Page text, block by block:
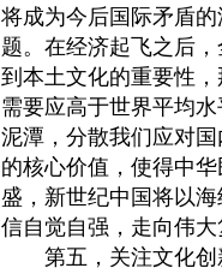
将成为今后国际矛盾
题。在经济起飞之后
到本土文化的重要性
需要应高于世界平均
泥潭，分散我们应对
的核心价值，使得中
盛，新世纪中国将以
信自觉自强，走向伟大
第五，关注文化创